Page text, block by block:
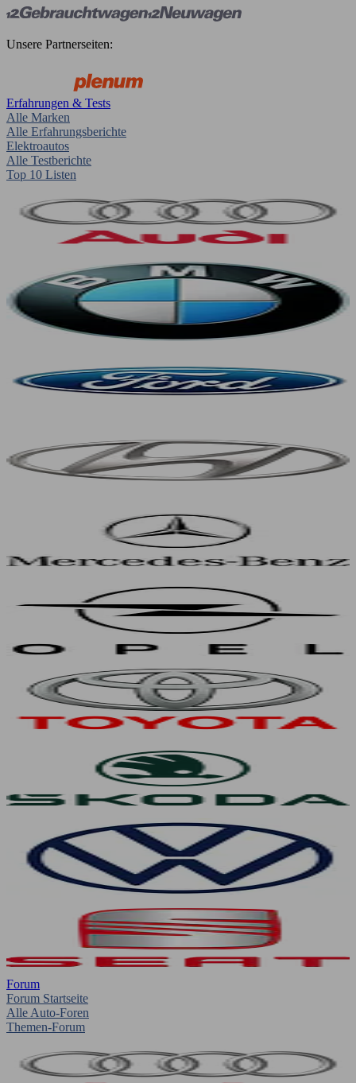
Unsere Partnerseiten:
Erfahrungen & Tests
Alle Marken
Alle Erfahrungsberichte
Elektroautos
Alle Testberichte
Top 10 Listen
Forum
Forum Startseite
Alle Auto-Foren
Themen-Forum